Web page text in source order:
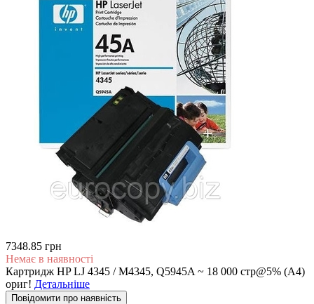
7348.85 грн
Немає в наявності
Картридж HP LJ 4345 / M4345, Q5945A ~ 18 000 стр@5% (A4)
ориг! Детальніше
Повідомити про наявність